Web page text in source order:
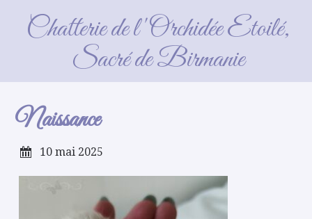
Chatterie de l'Orchidée Etoilé,
Sacré de Birmanie
Naissance
Naissance
10 mai 2025